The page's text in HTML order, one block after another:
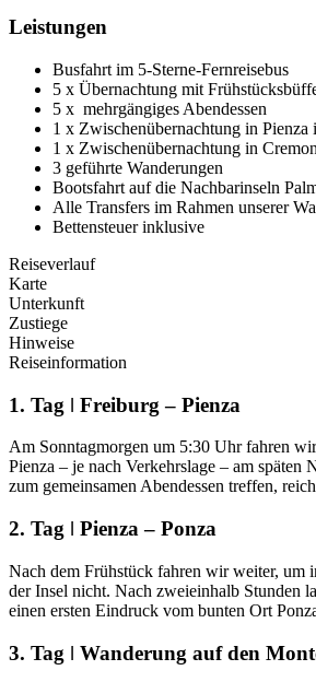
Leistungen
Busfahrt im 5-Sterne-Fernreisebus
5 x Übernachtung mit
5 x mehrgängiges Abendessen
1 x Zwischenübernachtung in
1 x Zwischenübernachtung in
3 geführte Wanderungen
Bootsfahrt auf die Nachbarinseln
Alle Transfers im Rahmen unserer
Bettensteuer inklusive
Reiseverlauf
Karte
Unterkunft
Zustiege
Hinweise
Reiseinformation
1. Tag ǀ Freiburg – Pienza
Am Sonntagmorgen um 5:30 Uhr fahren
Pienza – je nach Verkehrslage – am
zum gemeinsamen Abendessen treffen,
2. Tag ǀ Pienza – Ponza
Nach dem Frühstück fahren wir weiter, um
der Insel nicht. Nach zweieinhalb Stunden
einen ersten Eindruck vom bunten Ort
3. Tag ǀ Wanderung auf den